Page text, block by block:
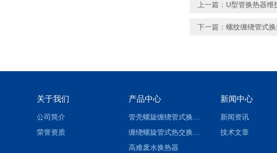
上一篇： U型管换热器维
下一篇： 螺纹缠绕管式
关于我们
公司简介
荣誉资质
产品中心
高难废水换热器
新闻中心
新闻资讯
技术文章